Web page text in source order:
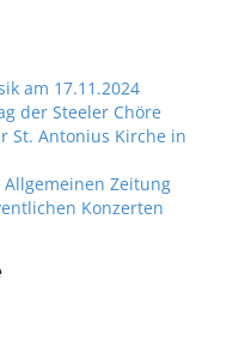
am 17.11.2024
der Steeler Chöre
St. Antonius Kirche in
Zeitung
Konzerten